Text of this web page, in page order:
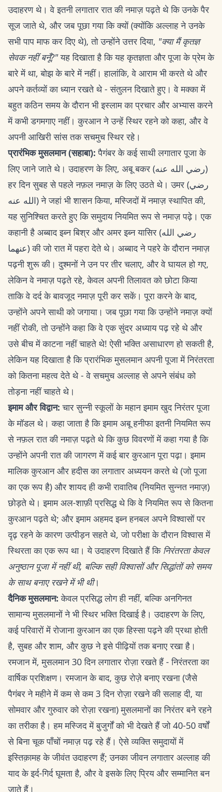
उदाहरण थे। वे इतनी लगातार रात की नमाज़ पढ़ते थे कि उनके पैर
सूज जाते थे, और जब पूछा गया कि क्यों (क्योंकि अल्लाह ने उनके
सभी पाप माफ कर दिए थे), तो उन्होंने उत्तर दिया, "क्या मैं कृतज्ञ
सेवक नहीं बनूँ?"यह दिखाता है कि यह कृतज्ञता और पूजा के प्रेम के
बारे में था, बोझ के बारे में नहीं। हालांकि, वे आराम भी करते थे और
अपने कर्तव्यों का ध्यान रखते थे - संतुलन दिखाते हुए। वे मक्का में
बहुत कठिन समय के दौरान भी इस्लाम का प्रचार और अभ्यास करने
में कभी डगमगाए नहीं। कुरआन ने उन्हें स्थिर रहने को कहा, और वे
अपनी आखिरी सांस तक सचमुच स्थिर रहे।
प्रारंभिक मुसलमान (सहाबा): पैगंबर के कई साथी लगातार पूजा के
लिए जाने जाते थे। उदाहरण के लिए, अबू बकर (رضي الله عنه)
हर दिन सुबह से पहले नफ़ल नमाज़ के लिए उठते थे। उमर (رضي
الله عنه) ने जहां भी शासन किया, मस्जिदों में नमाज़ स्थापित की,
यह सुनिश्चित करते हुए कि समुदाय नियमित रूप से नमाज़ पढ़े। एक
कहानी है अब्बाद इब्न बिश्र और अमर इब्न यासिर (رضي الله
عنهما) की जो रात में पहरा देते थे। अब्बाद ने पहरे के दौरान नमाज़
पढ़नी शुरू की। दुश्मनों ने उन पर तीर चलाए, और वे घायल हो गए,
लेकिन वे नमाज़ पढ़ते रहे, केवल अपनी तिलावत को छोटा किया
ताकि वे दर्द के बावजूद नमाज़ पूरी कर सकें। पूरा करने के बाद,
उन्होंने अपने साथी को जगाया। जब पूछा गया कि उन्होंने नमाज़ क्यों
नहीं रोकी, तो उन्होंने कहा कि वे एक सुंदर अध्याय पढ़ रहे थे और
उसे बीच में काटना नहीं चाहते थे! ऐसी भक्ति असाधारण हो सकती है,
लेकिन यह दिखाता है कि प्रारंभिक मुसलमान अपनी पूजा में निरंतरता
को कितना महत्व देते थे - वे सचमुच अल्लाह से अपने संबंध को
तोड़ना नहीं चाहते थे।
इमाम और विद्वान: चार सुन्नी स्कूलों के महान इमाम खुद निरंतर पूजा
के मॉडल थे। कहा जाता है कि इमाम अबू हनीफा इतनी नियमित रूप
से नफ़ल रात की नमाज़ पढ़ते थे कि कुछ विवरणों में कहा गया है कि
उन्होंने अपनी रात की जागरण में कई बार कुरआन पूरा पढ़ा। इमाम
मालिक कुरआन और हदीस का लगातार अध्ययन करते थे (जो पूजा
का एक रूप है) और शायद ही कभी रावातिब (नियमित सुन्नत नमाज़)
छोड़ते थे। इमाम अल-शाफ़ी प्रसिद्ध थे कि वे नियमित रूप से कितना
कुरआन पढ़ते थे; और इमाम अहमद इब्न हनबल अपने विश्वासों पर
दृढ़ रहने के कारण उत्पीड़न सहते थे, जो परीक्षा के दौरान विश्वास में
स्थिरता का एक रूप था। ये उदाहरण दिखाते हैं कि निरंतरता केवल
अनुष्ठान पूजा में नहीं थी, बल्कि सही विश्वासों और सिद्धांतों को समय
के साथ बनाए रखने में भी थी।
दैनिक मुसलमान: केवल प्रसिद्ध लोग ही नहीं, बल्कि अनगिनत
सामान्य मुसलमानों ने भी स्थिर भक्ति दिखाई है। उदाहरण के लिए,
कई परिवारों में रोजाना कुरआन का एक हिस्सा पढ़ने की प्रथा होती
है, सुबह और शाम, और कुछ ने इसे पीढ़ियों तक बनाए रखा है।
रमजान में, मुसलमान 30 दिन लगातार रोज़ा रखते हैं - निरंतरता का
वार्षिक प्रशिक्षण। रमजान के बाद, कुछ रोज़े बनाए रखना (जैसे
पैगंबर ने महीने में कम से कम 3 दिन रोज़ा रखने की सलाह दी, या
सोमवार और गुरुवार को रोज़ा रखना) मुसलमानों का निरंतर बने रहने
का तरीका है। हम मस्जिद में बुजुर्गों को भी देखते हैं जो 40-50 वर्षों
से बिना चूक पाँचों नमाज़ पढ़ रहे हैं। ऐसे व्यक्ति समुदायों में
इस्तिक़ामह के जीवंत उदाहरण हैं; उनका जीवन लगातार अल्लाह की
याद के इर्द-गिर्द घूमता है, और वे इसके लिए प्रिय और सम्मानित बन
जाते हैं।